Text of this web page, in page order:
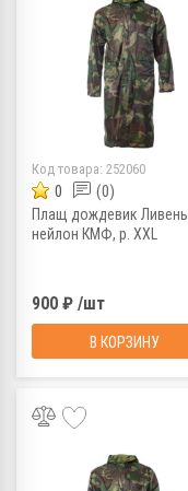
Код товара: 252060
0 (0)
Плащ дождевик Ливень
нейлон КМФ, р. XXL
900 ₽ /шт
В КОРЗИНУ